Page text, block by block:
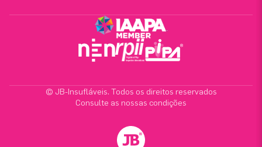
© JB-Insufláveis. Todos os direitos reservados
Consulte as nossas condições